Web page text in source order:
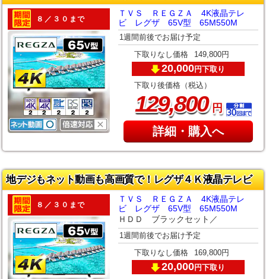
８／３０まで
ＴＶＳ ＲＥＧＺＡ 4K液晶テレ
ビ レグザ 65V型 65M550M
1週間前後でお届け予定
下取りなし価格 149,800円
20,000円下取り
下取り後価格（税込）
129,800円
詳細・購入へ
地デジもネット動画も高画質で！レグザ４Ｋ液晶テレビ
８／３０まで
ＴＶＳ ＲＥＧＺＡ 4K液晶テレ
ビ レグザ 65V型 65M550M
ＨＤＤ ブラックセット／
1週間前後でお届け予定
下取りなし価格 169,800円
20,000円下取り